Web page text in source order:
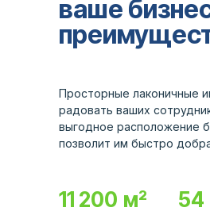
Просторные лаконичные
радовать ваших
выгодное расположение
позволит им быстро
11 200 м²
ваше
54